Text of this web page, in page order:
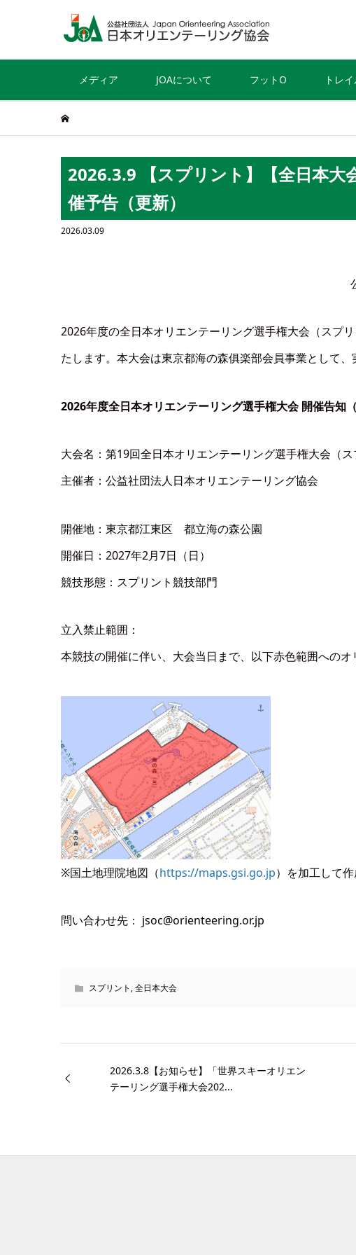
メディア JOAについて フットO トレ
2026.3.9 【スプリント】【全日本大
催予告（更新）
2026.03.09
2026年度の全日本オリエンテーリング選手権大会（スプ
たします。本大会は東京都海の森俱楽部会員事業として、
2026年度全日本オリエンテーリング選手権大会 開催告知
大会名：第19回全日本オリエンテーリング選手権大会（ス
主催者：公益社団法人日本オリエンテーリング協会
開催地：東京都江東区 都立海の森公園
開催日：2027年2月7日（日）
競技形態：スプリント競技部門
立入禁止範囲：
本競技の開催に伴い、大会当日まで、以下赤色範囲への
※国土地理院地図（https://maps.gsi.go.jp）を加工して作
問い合わせ先： jsoc@orienteering.or.jp
スプリント ,全日本大会
2026.3.8【お知らせ】「世界スキーオリエン
テーリング選手権大会202...